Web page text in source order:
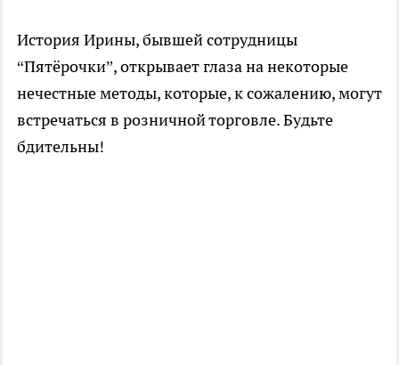
История Ирины, бывшей сотрудницы
“Пятёрочки”, открывает глаза на некоторые
нечестные методы, которые, к сожалению, могут
встречаться в розничной торговле. Будьте
бдительны!